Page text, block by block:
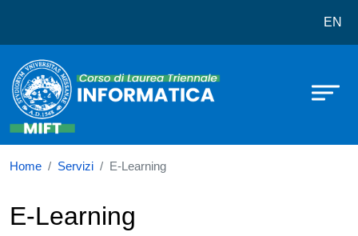
EN
Home Servizi E-Learning
E-Learning